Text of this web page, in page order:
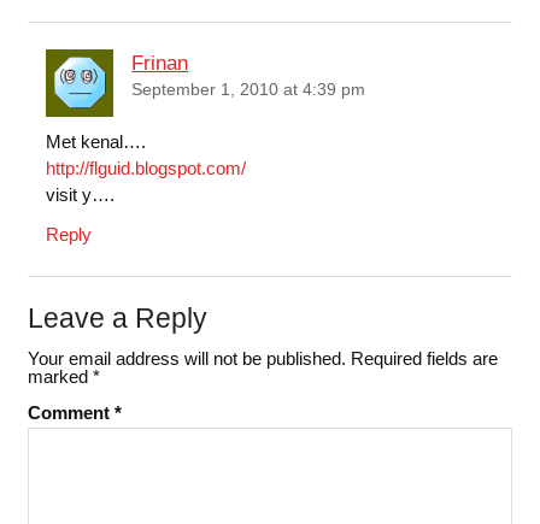
Frinan
September 1, 2010 at 4:39 pm
Met kenal….
http://flguid.blogspot.com/
visit y….
Reply
Leave a Reply
Your email address will not be published. Required fields are
marked *
Comment *